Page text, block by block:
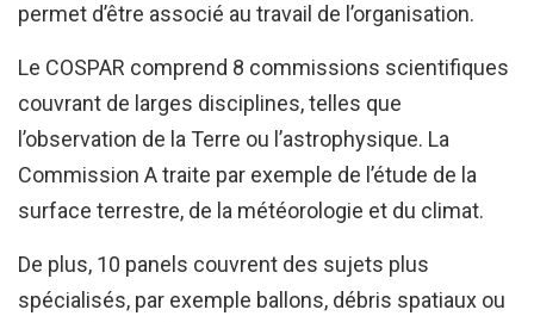
permet d’être associé au travail de l’organisation.
Le COSPAR comprend 8 commissions scientifiques
couvrant de larges disciplines, telles que
l’observation de la Terre ou l’astrophysique. La
Commission A traite par exemple de l’étude de la
surface terrestre, de la météorologie et du climat.
De plus, 10 panels couvrent des sujets plus
spécialisés, par exemple ballons, débris spatiaux ou